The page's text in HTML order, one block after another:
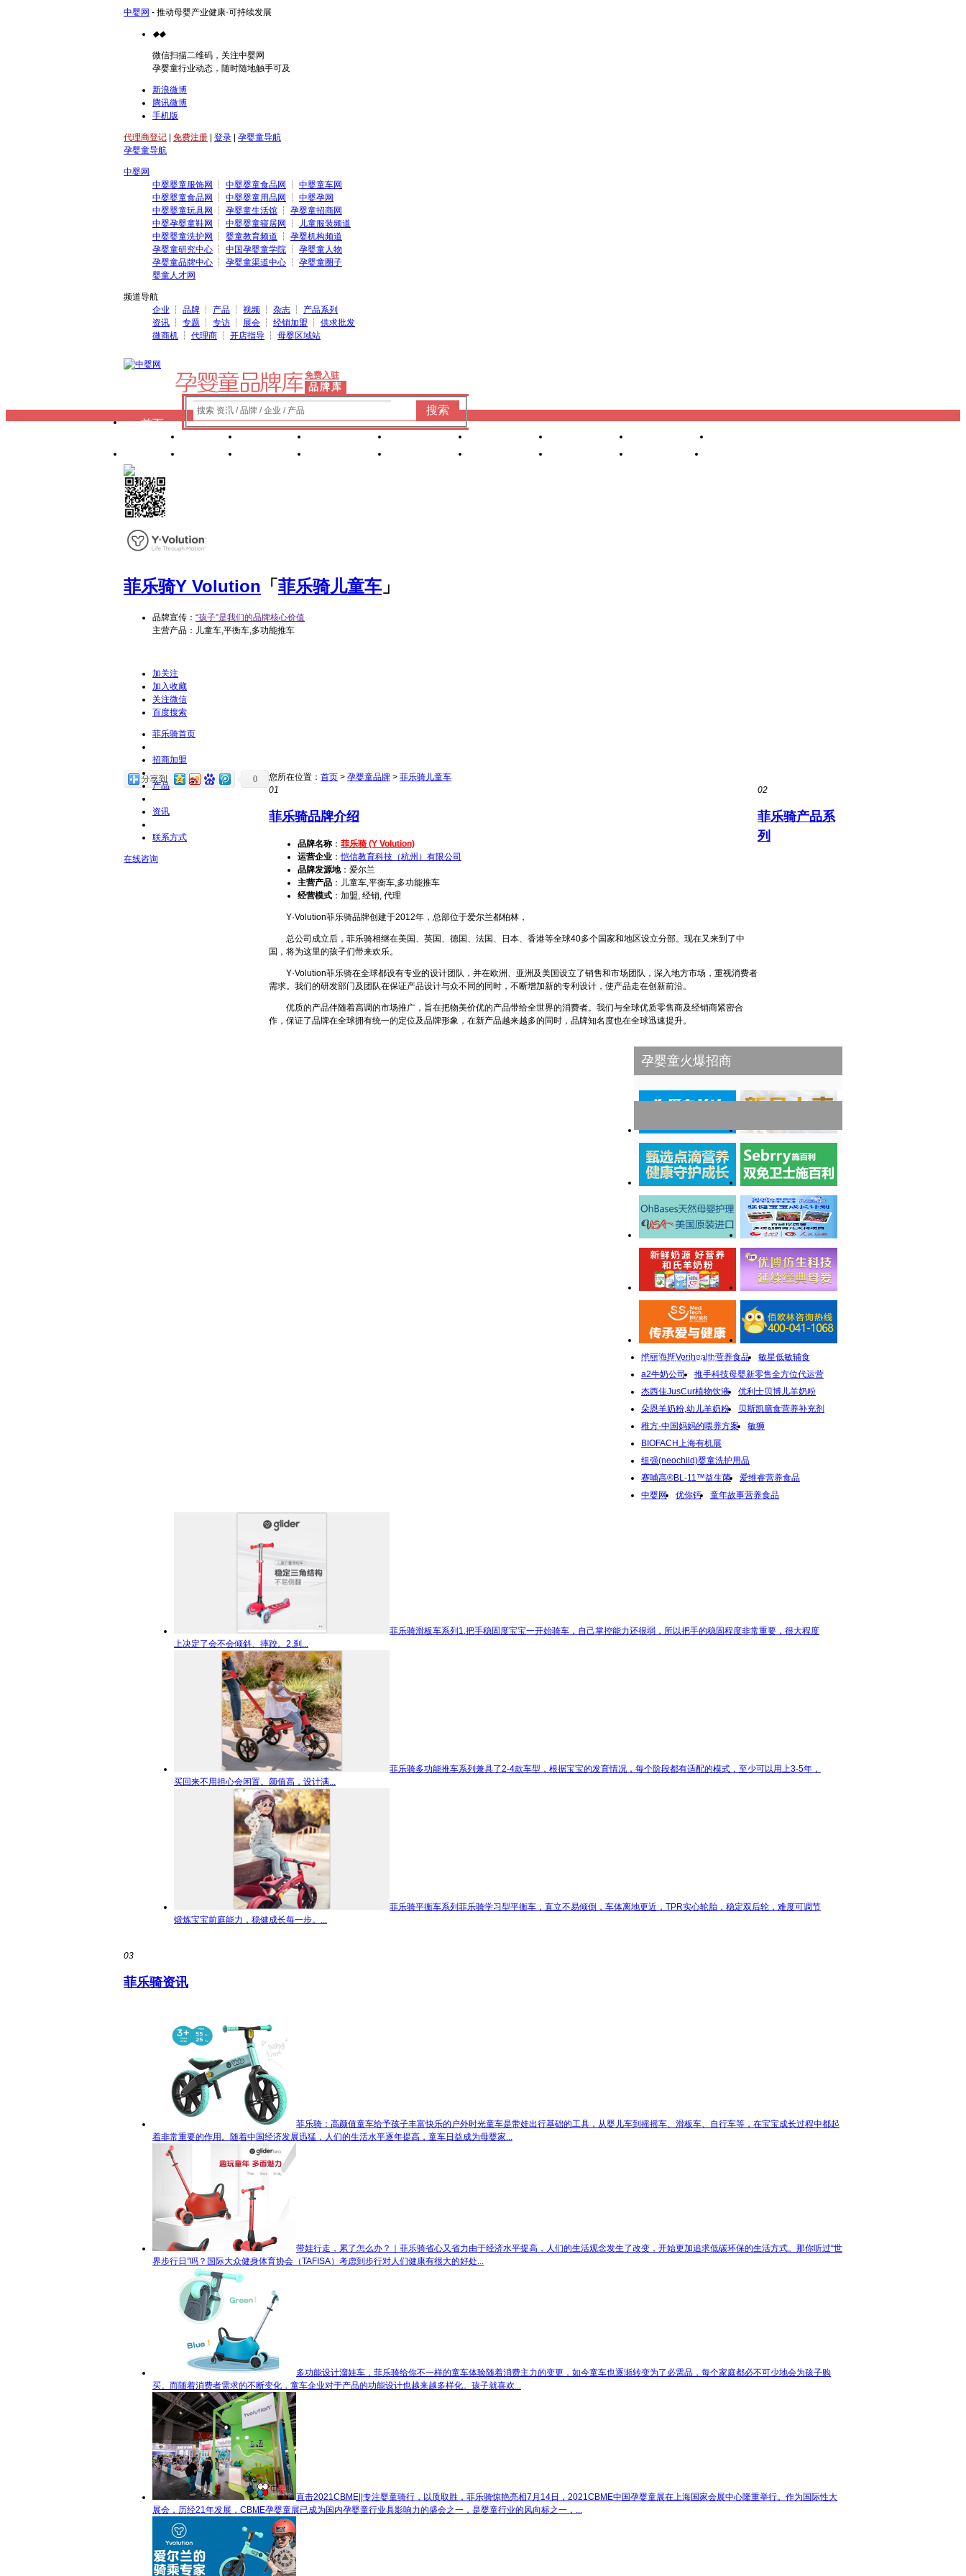
中婴网 - 推动母婴产业健康·可持续发展
◆◆
微信扫描二维码，关注中婴网
孕婴童行业动态，随时随地触手可及
新浪微博
腾讯微博
手机版
代理商登记 免费注册 登录
孕婴童导航
孕婴童导航
中婴网
中婴婴童服饰网
┆ 中婴婴童食品网 ┆ 中婴童车网
中婴婴童食品网
┆ 中婴婴童用品网 ┆ 中婴孕网
中婴婴童玩具网
┆ 孕婴童生活馆 ┆ 孕婴童招商网
中婴孕婴童鞋网
┆ 中婴婴童寝居网 ┆
儿童服装频道
中婴婴童洗护网
┆ 婴童教育频道 ┆ 孕婴机构频道
孕婴童研究中心 ┆ 中国孕婴童学院 ┆ 孕婴童人物
孕婴童品牌中心 ┆ 孕婴童渠道中心 ┆ 孕婴童圈子
婴童人才网
频道导航
企业 ┆ 品牌 ┆ 产品 ┆ 视频 ┆ 杂志 ┆ 产品系列
资讯 ┆ 专题 ┆ 专访 ┆ 展会 ┆ 经销加盟 ┆ 供求批发
微商机 ┆ 代理商 ┆ 开店指导 ┆ 母婴区域站
免费入驻
品牌库
搜索 资讯 / 品牌 / 企业 / 产品
搜索
首页
菲乐骑Y Volution 「菲乐骑儿童车 」
品牌宣传： “孩子”是我们的品牌核心价值
主营产品：儿童车,平衡车,多功能推车
加关注
加入收藏
关注微信
百度搜索
菲乐骑首页
招商加盟
产品
资讯
联系方式
在线咨询
0 您所在位置： 首页 > 孕婴童品牌 > 菲乐骑儿童车
01
菲乐骑品牌介绍
品牌名称 ： 菲乐骑 (Y Volution)
运营企业 ：恺信教育科技（杭州）有限公司
品牌发源地：爱尔兰
主营产品 ：儿童车,平衡车,多功能推车
经营模式 ：加盟, 经销, 代理
Y·Volution菲乐骑品牌创建于2012年，总部位于爱尔兰都柏林，
总公司成立后，菲乐骑相继在美国、英国、德国、法国、日本、香港等全球40多个国家和地区设立分部。现在又来到了中
国，将为这里的孩子们带来欢乐。
Y·Volution菲乐骑在全球都设有专业的设计团队，并在欧洲、亚洲及美国设立了销售和市场团队，深入地方市场，重视消费者
需求。我们的研发部门及团队在保证产品设计与众不同的同时，不断增加新的专利设计，使产品走在创新前沿。
优质的产品伴随着高调的市场推广，旨在把物美价优的产品带给全世界的消费者。我们与全球优质零售商及经销商紧密合
作，保证了品牌在全球拥有统一的定位及品牌形象，在新产品越来越多的同时，品牌知名度也在全球迅速提升。
孕婴童火爆招商
推荐热门品牌
维丽海斯Verihealth营养食品
敏星低敏辅食
a2牛奶公司
推手科技母婴新零售全方位代运营
杰西佳JusCur植物饮液
优利士贝博儿羊奶粉
朵恩羊奶粉,幼儿羊奶粉
贝斯凯膳食营养补充剂
稚方·中国妈妈的喂养方案
敏狮
BIOFACH上海有机展
纽强(neochild)婴童洗护用品
赛哺高®BL-11™益生菌
爱维睿营养食品
中婴网
优你钙 童年故事营养食品
02
菲乐骑产品系
列
菲乐骑滑板车系列1.把手稳固度宝宝一开始骑车，自己掌控能力还很弱，所以把手的稳固程度非常重要，很大程度
上决定了会不会倾斜、摔跤。2.刹...
菲乐骑多功能推车系列兼具了2-4款车型，根据宝宝的发育情况，每个阶段都有适配的模式，至少可以用上3-5年，
买回来不用担心会闲置。颜值高，设计满...
菲乐骑平衡车系列菲乐骑学习型平衡车，直立不易倾倒，车体离地更近，TPR实心轮胎，稳定双后轮，难度可调节
锻炼宝宝前庭能力，稳健成长每一步。...
03
菲乐骑资讯
菲乐骑：高颜值童车给予孩子丰富快乐的户外时光童车是带娃出行基础的工具，从婴儿车到摇摇车、滑板车、自行车等，在宝宝成长过程中都起
着非常重要的作用。随着中国经济发展迅猛，人们的生活水平逐年提高，童车日益成为母婴家...
带娃行走，累了怎么办？｜菲乐骑省心又省力由于经济水平提高，人们的生活观念发生了改变，开始更加追求低碳环保的生活方式。那你听过“世
界步行日”吗？国际大众健身体育协会（TAFISA）考虑到步行对人们健康有很大的好处...
多功能设计溜娃车，菲乐骑给你不一样的童车体验随着消费主力的变更，如今童车也逐渐转变为了必需品，每个家庭都必不可少地会为孩子购
买。而随着消费者需求的不断变化，童车企业对于产品的功能设计也越来越多样化。孩子就喜欢...
直击2021CBME||专注婴童骑行，以质取胜，菲乐骑惊艳亮相7月14日，2021CBME中国孕婴童展在上海国家会展中心隆重举行。作为国际性大
展会，历经21年发展，CBME孕婴童展已成为国内孕婴童行业具影响力的盛会之一，是婴童行业的风向标之一，...